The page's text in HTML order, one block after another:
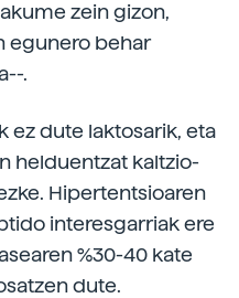
zein gizon,
egunero behar
.
ez dute laktosarik, eta
helduentzat kaltzio-
Hipertentsioaren
interesgarriak ere
%30-40 kate
dute.